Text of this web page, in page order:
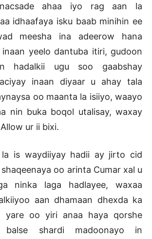
ahaa iyo rag aan la
idhaafaya isku baab minihin ee
meesha ina adeerow hana
inaan yeelo dantuba itiri, gudoon
hadalkii ugu soo gaabshay
inaan diyaar u ahay tala
oo maanta la isiiyo, waayo
nin buka boqol utalisay, waxay
ur ii bixi.
la is waydiiyay hadii ay jirto cid
oo arinta Cumar xal u
ninka laga hadlayee, waxaa
aan dhamaan dhexda ka
yare oo yiri anaa haya qorshe
balse shardi madoonayo in